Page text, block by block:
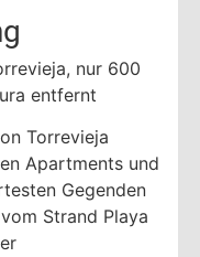
nur 600
entfernt
Torrevieja
Apartments und
Gegenden
Strand Playa